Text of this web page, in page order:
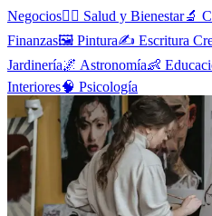
Negocios🧘‍♀️ Salud y Bienestar🔬
Finanzas🖼️ Pintura✍️ Escritura
Jardinería🌌 Astronomía👶
Interiores🧠 Psicología